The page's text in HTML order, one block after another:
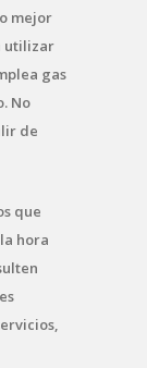
mejor
utilizar
gas
No
de
que
hora